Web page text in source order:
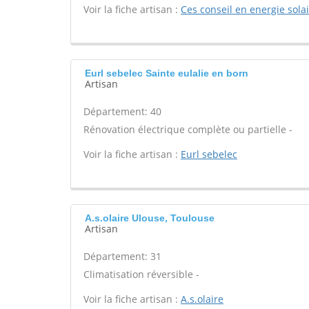
Voir la fiche artisan : Ces conseil en energie
Eurl sebelec Sainte eulalie en born
Artisan
Département: 40
Rénovation électrique complète ou partielle -
Voir la fiche artisan : Eurl sebelec
A.s.olaire Ulouse, Toulouse
Artisan
Département: 31
Climatisation réversible -
Voir la fiche artisan : A.s.olaire